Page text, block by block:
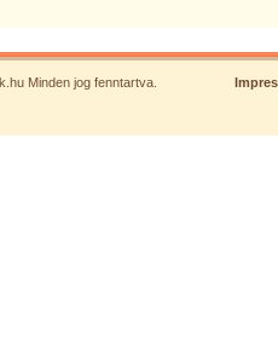
Minden jog fenntartva.